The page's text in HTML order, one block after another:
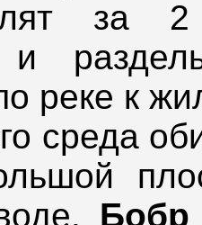
за 2
и
реке к
Бобр